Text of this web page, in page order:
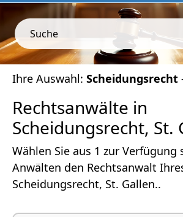
Suche
Ihre Auswahl: Scheidungsrecht
Rechtsanwälte in
Scheidungsrecht, St.
Wählen Sie aus 1 zur Verfügung
Anwälten den Rechtsanwalt
Scheidungsrecht, St. Gallen..